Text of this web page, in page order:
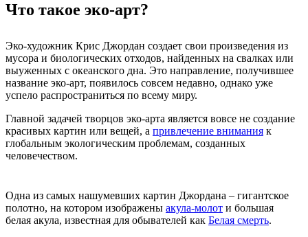
Что такое эко-арт?
Эко-художник Крис Джордан создает свои произведения из
мусора и биологических отходов, найденных на свалках или
выуженных с океанского дна. Это направление, получившее
название эко-арт, появилось совсем недавно, однако уже
успело распространиться по всему миру.
Главной задачей творцов эко-арта является вовсе не создание
красивых картин или вещей, а привлечение внимания к
глобальным экологическим проблемам, созданных
человечеством.
Одна из самых нашумевших картин Джордана – гигантское
полотно, на котором изображены акула-молот и большая
белая акула, известная для обывателей как Белая смерть.